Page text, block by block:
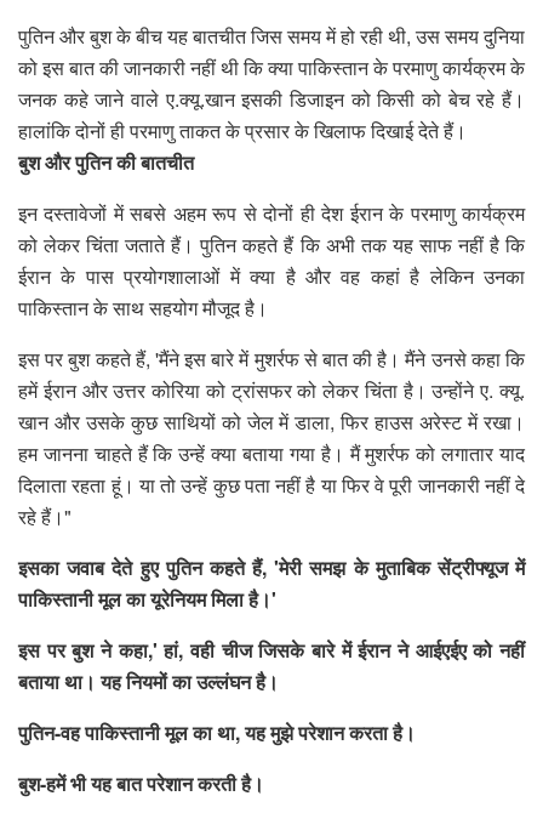
पुतिन और बुश के बीच यह बातचीत जिस समय में हो रही थी, उस समय दुनिया
को इस बात की जानकारी नहीं थी कि क्या पाकिस्तान के परमाणु कार्यक्रम के
जनक कहे जाने वाले ए.क्यू.खान इसकी डिजाइन को किसी को बेच रहे हैं।
हालांकि दोनों ही परमाणु ताकत के प्रसार के खिलाफ दिखाई देते हैं।
बुश और पुतिन की बातचीत
इन दस्तावेजों में सबसे अहम रूप से दोनों ही देश ईरान के परमाणु कार्यक्रम
को लेकर चिंता जताते हैं। पुतिन कहते हैं कि अभी तक यह साफ नहीं है कि
ईरान के पास प्रयोगशालाओं में क्या है और वह कहां है लेकिन उनका
पाकिस्तान के साथ सहयोग मौजूद है।
इस पर बुश कहते हैं, 'मैंने इस बारे में मुशर्रफ से बात की है। मैंने उनसे कहा कि
हमें ईरान और उत्तर कोरिया को ट्रांसफर को लेकर चिंता है। उन्होंने ए. क्यू.
खान और उसके कुछ साथियों को जेल में डाला, फिर हाउस अरेस्ट में रखा।
हम जानना चाहते हैं कि उन्हें क्या बताया गया है। मैं मुशर्रफ को लगातार याद
दिलाता रहता हूं। या तो उन्हें कुछ पता नहीं है या फिर वे पूरी जानकारी नहीं दे
रहे हैं।"
इसका जवाब देते हुए पुतिन कहते हैं, 'मेरी समझ के मुताबिक सेंट्रीफ्यूज में
पाकिस्तानी मूल का यूरेनियम मिला है।'
इस पर बुश ने कहा,' हां, वही चीज जिसके बारे में ईरान ने आईएईए को नहीं
बताया था। यह नियमों का उल्लंघन है।
पुतिन-वह पाकिस्तानी मूल का था, यह मुझे परेशान करता है।
बुश-हमें भी यह बात परेशान करती है।